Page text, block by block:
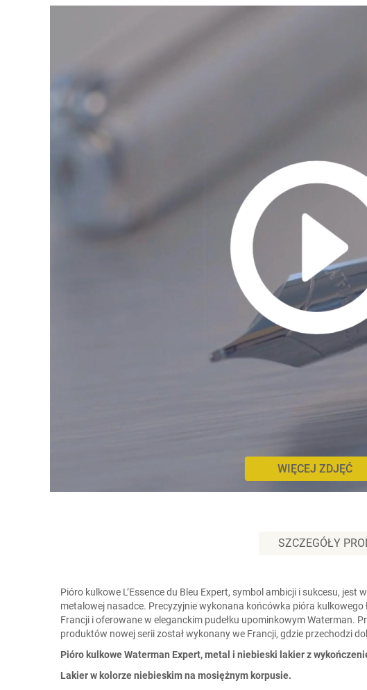
WIĘCEJ ZDJĘĆ
SZCZEGÓŁY
Pióro kulkowe L’Essence du Bleu Expert, symbol ambicji i sukcesu,
metalowej nasadce. Precyzyjnie wykonana końcówka pióra
Francji i oferowane w eleganckim pudełku upominkowym Waterman.
produktów nowej serii został wykonany we Francji, gdzie przechodzi
Pióro kulkowe Waterman Expert, metal i niebieski lakier z
Lakier w kolorze niebieskim na mosiężnym korpusie.